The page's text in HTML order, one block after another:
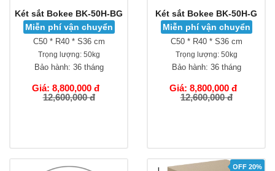
Két sắt Bokee BK-50H-BG
Miễn phí vận chuyển
C50 * R40 * S36 cm
Trọng lượng:50kg
Bảo hành: 36 tháng
Giá: 8,800,000 đ
12,600,000 đ
Két sắt Bokee BK-50H-G
Miễn phí vận chuyển
C50 * R40 * S36 cm
Trọng lượng:50kg
Bảo hành: 36 tháng
Giá: 8,800,000 đ
12,600,000 đ
OFF 20%